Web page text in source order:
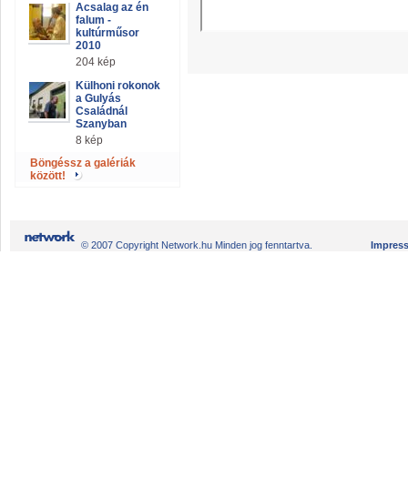
Acsalag az én
falum -
kultúrműsor
2010
204 kép
Külhoni rokonok
a Gulyás
Családnál
Szanyban
8 kép
Böngéssz a galériák
között!
© 2007 Copyright Network.hu Minden jog fenntartva.